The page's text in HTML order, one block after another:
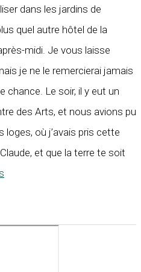
dans les jardins de
quel autre hôtel de la
midi. Je vous laisse
je ne le remercierai jamais
chance. Le soir, il y eut un
des Arts, et nous avions pu
loges, où j’avais pris cette
et que la terre te soit